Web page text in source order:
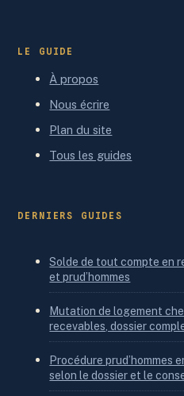
LE GUIDE
À propos
Nous écrire
Plan du site
Tous les guides
DERNIERS GUIDES
Solde de tout compte en
et prud’hommes
Mutation de logement
recevables, dossier
Procédure prud’hommes
selon le dossier et le